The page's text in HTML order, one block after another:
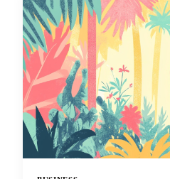
esté perfectamente alineado con